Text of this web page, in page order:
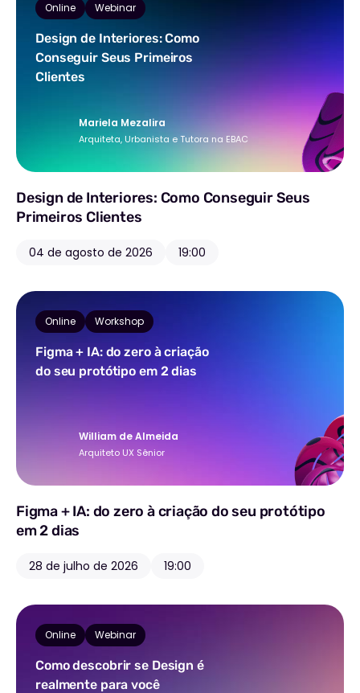
Online Webinar
Design de Interiores: Como
Conseguir Seus Primeiros
Clientes
Mariela Mezalira
Arquiteta, Urbanista e Tutora na EBAC
Design de Interiores: Como Conseguir Seus
Primeiros Clientes
04 de agosto de 2026 19:00
Online Workshop
Figma + IA: do zero à criação
do seu protótipo em 2 dias
William de Almeida
Arquiteto UX Sênior
Figma + IA: do zero à criação do seu protótipo
em 2 dias
28 de julho de 2026 19:00
Online Webinar
Como descobrir se Design é
realmente para você